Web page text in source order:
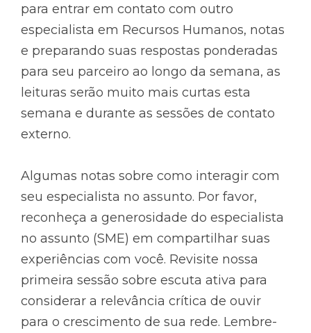
para entrar em contato com outro
especialista em Recursos Humanos, notas
e preparando suas respostas ponderadas
para seu parceiro ao longo da semana, as
leituras serão muito mais curtas esta
semana e durante as sessões de contato
externo.
Algumas notas sobre como interagir com
seu especialista no assunto. Por favor,
reconheça a generosidade do especialista
no assunto (SME) em compartilhar suas
experiências com você. Revisite nossa
primeira sessão sobre escuta ativa para
considerar a relevância crítica de ouvir
para o crescimento de sua rede. Lembre-